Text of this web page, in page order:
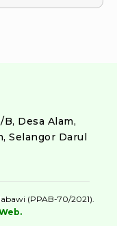
B, Desa Alam,
Selangor Darul
(PPAB-70/2021).